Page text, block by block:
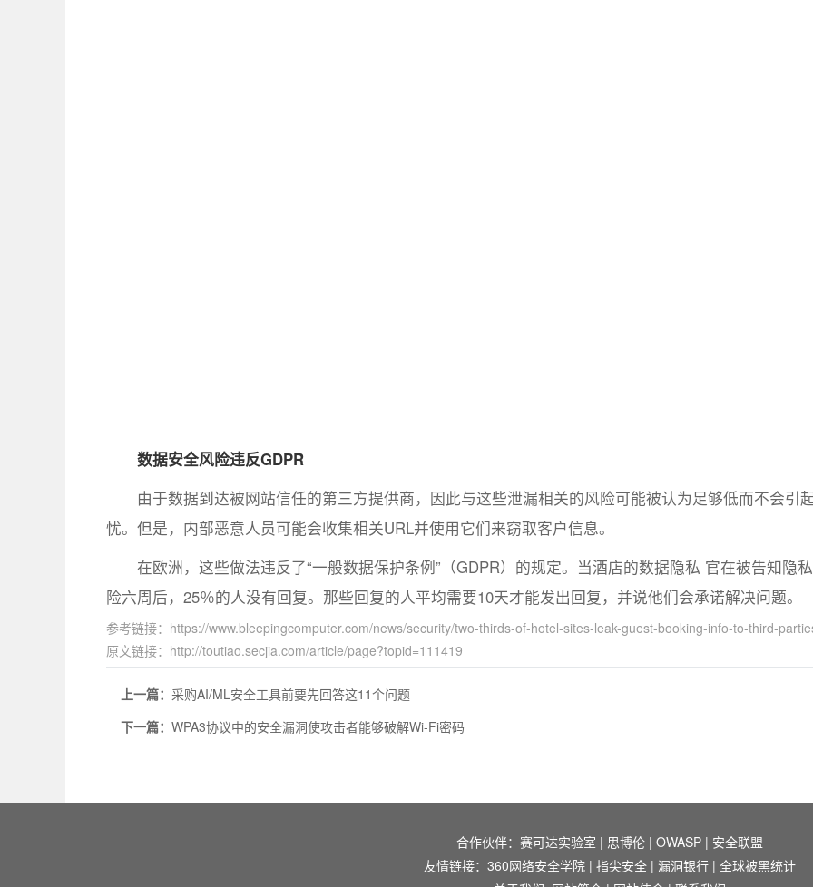
数据安全风险违反GDPR
由于数据到达被网站信任的第三方提供商，因此与这些泄漏相关的风险可能被认为足够低而不会引
忧。但是，内部恶意人员可能会收集相关URL并使用它们来窃取客户信息。
在欧洲，这些做法违反了“一般数据保护条例”（GDPR）的规定。当酒店的数据隐私 官在被告知隐
险六周后，25％的人没有回复。那些回复的人平均需要10天才能发出回复，并说他们会承诺解决问题。
参考链接：https://www.bleepingcomputer.com/news/security/two-thirds-of-hotel-sites-leak-guest-booking-info-to-third-
原文链接：http://toutiao.secjia.com/article/page?topid=111419
上一篇：采购AI/ML安全工具前要先回答这11个问题
下一篇：WPA3协议中的安全漏洞使攻击者能够破解Wi-Fi密码
合作伙伴： 赛可达实验室 | 思博伦 | OWASP | 安全联盟
友情链接： 360网络安全学院 | 指尖安全 | 漏洞银行 | 全球被黑统计